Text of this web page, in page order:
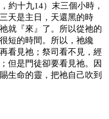
約十九14）末三個小時，
天是主日，天還黑的時
就『來』了。所以從祂的
短的時間。所以，祂纔
看見祂；祭司看不見，經
但是門徒卻要看見祂。因
生命的靈，把祂自己吹到